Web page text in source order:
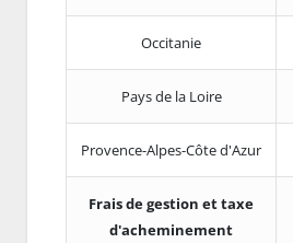
Occitanie
Pays de la Loire
Provence-Alpes-Côte d'Azur
Frais de gestion et taxe
d'acheminement